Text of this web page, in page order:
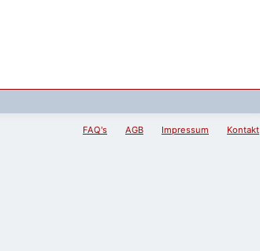
FAQ's AGB Impressum Kontakt